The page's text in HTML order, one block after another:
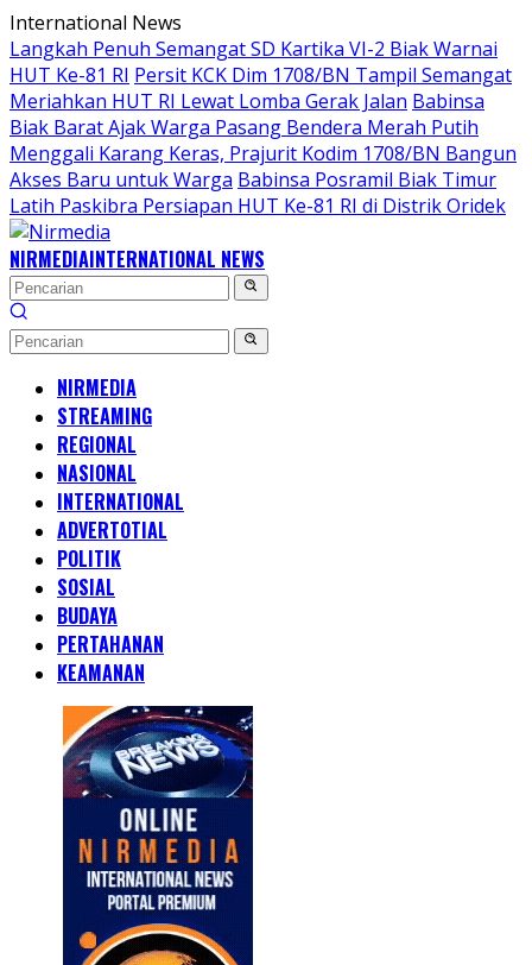
Langsung
ke
konten
International News
Langkah Penuh Semangat SD Kartika VI-2 Biak Warnai
HUT Ke-81 RI Persit KCK Dim 1708/BN Tampil Semangat
Meriahkan HUT RI Lewat Lomba Gerak Jalan Babinsa
Biak Barat Ajak Warga Pasang Bendera Merah Putih
Menggali Karang Keras, Prajurit Kodim 1708/BN Bangun
Akses Baru untuk Warga Babinsa Posramil Biak Timur
Latih Paskibra Persiapan HUT Ke-81 RI di Distrik Oridek
NIRMEDIAINTERNATIONAL NEWS
NIRMEDIA
STREAMING
REGIONAL
NASIONAL
INTERNATIONAL
ADVERTOTIAL
POLITIK
SOSIAL
BUDAYA
PERTAHANAN
KEAMANAN